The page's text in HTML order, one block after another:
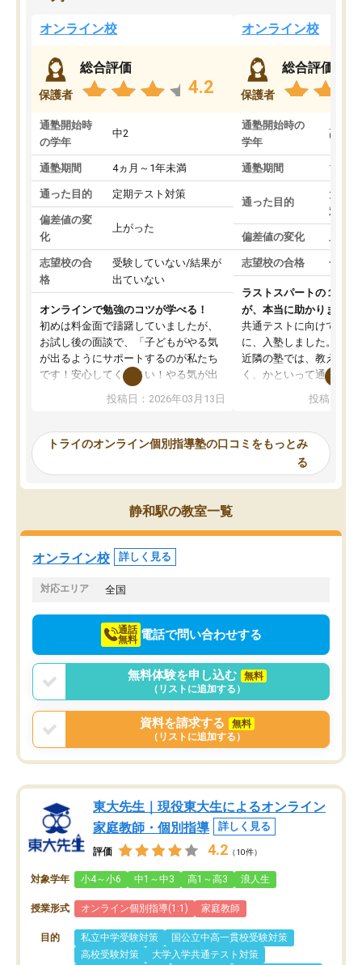
オンライン校
保護者
総合評価
4.2
通塾開始時
の学年
中2
通塾期間 4ヵ月～1年未満
通った目的 定期テスト対策
偏差値の変
化
上がった
志望校の合
格
受験していない/結果が
出ていない
オンラインで勉強のコツが学べる！
初めは料金面で躊躇していましたが、
お試し後の面談で、「子どもがやる気
が出るようにサポートするのが私たち
です！安心してください！やる気が出
ないのは私たち講師の責任です」と言
ってくださり、確かに！と考えて、思
ったんですが、学生の先生から学ぶこ
み、徐々に成績が上がったらいいなと
思っていました。何が今足りないのか
を的確に指導いただき、子どももびっ
くりするほど楽しんでやる気を持って
塾を受けています。狙い通り、少しず
つ成績も上がり、苦手意識も無くなっ
てきたので、さらに苦手な数学も追加
でお願いしました。来年の高校受験に
投稿日：2026年03月13日
オンライン校
保護者
総合評価
通塾開始時の
学年
高3
通塾期間 1～3
通った目的
大学
対策
偏差値の変化
志望校の合格 合格
ラストスパートの１か月
が、本当に助かりました
共通テストに向けての追
に、入塾しました。田舎
近隣の塾では、教えても
く、かといって通うには
可能なので本当に助か
らないところをピンポイ
頂いて、とてもわかり
していました。一生を
スト、多少お金がかかっ
投稿日：
トライのオンライン個別指導塾の口コミをもっとみ
る
静和駅の教室一覧
オンライン校 詳しく見る
対応エリア 全国
通話
無料 電話で問い合わせする
無料体験を申し込む
無料
（リストに追加する）
資料を請求する
無料
（リストに追加する）
東大先生｜現役東大生によるオンライン
家庭教師・個別指導
詳しく見る
評価 4.2 （10件）
対象学年 小4～小6 中1～中3 高1～高3 浪人生
授業形式 オンライン個別指導(1:1) 家庭教師
目的 私立中学受験対策
国公立中高一貫校受験対策
高校受験対策
大学入学共通テスト対策